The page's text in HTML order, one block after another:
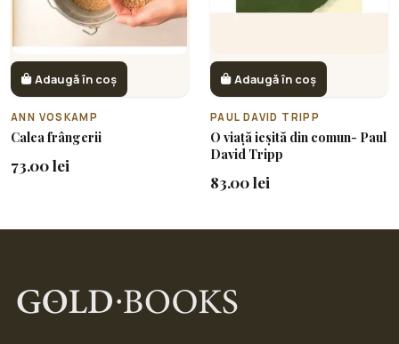
Adaugă în coș
ANN VOSKAMP
Calea frângerii
73.00 lei
Adaugă în coș
PAUL DAVID TRIPP
O viață ieșită din comun- Paul
David Tripp
83.00 lei